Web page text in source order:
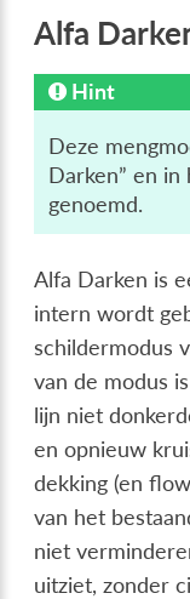
Alfa
Hint
Deze
Darken” en in
genoemd.
Alfa Darken is
intern wordt
schildermodus
van de modus
lijn niet
en opnieuw
dekking (en
van het
niet
uitziet, zonder